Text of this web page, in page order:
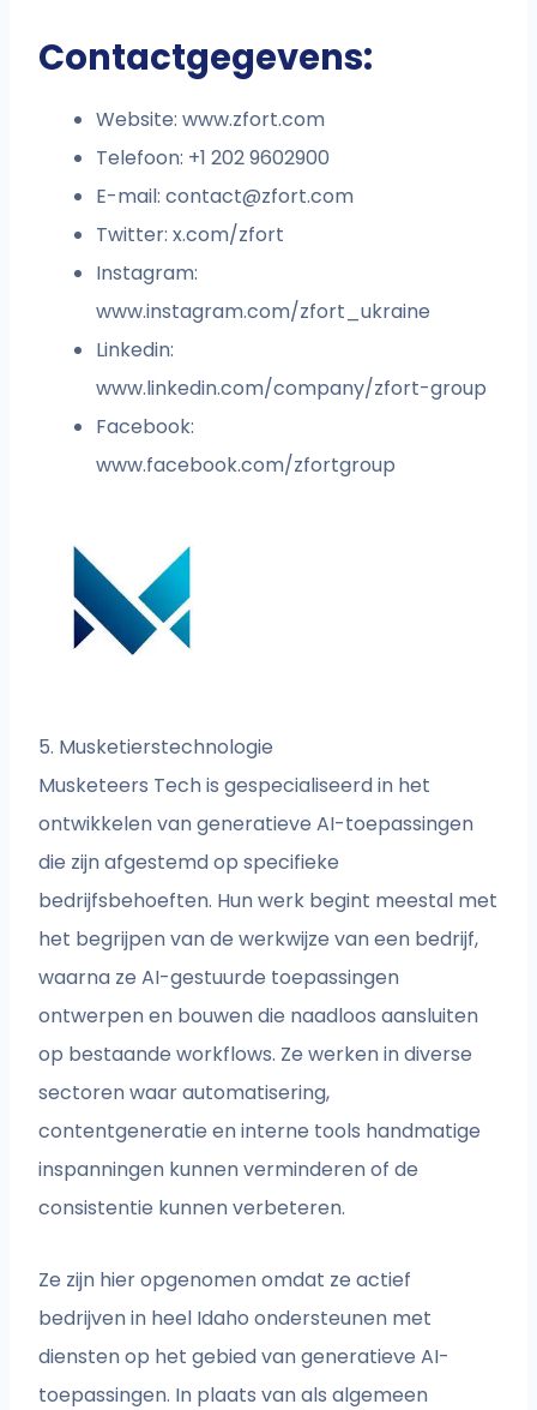
Contactgegevens:
Website: www.zfort.com
Telefoon: +1 202 9602900
E-mail:contact@zfort.com
Twitter: x.com/zfort
Instagram:
www.instagram.com/zfort_ukraine
Linkedin:
www.linkedin.com/company/zfort-group
Facebook:
www.facebook.com/zfortgroup
5. Musketierstechnologie
Musketeers Tech is gespecialiseerd in het
ontwikkelen van generatieve AI-toepassingen
die zijn afgestemd op specifieke
bedrijfsbehoeften. Hun werk begint meestal met
het begrijpen van de werkwijze van een bedrijf,
waarna ze AI-gestuurde toepassingen
ontwerpen en bouwen die naadloos aansluiten
op bestaande workflows. Ze werken in diverse
sectoren waar automatisering,
contentgeneratie en interne tools handmatige
inspanningen kunnen verminderen of de
consistentie kunnen verbeteren.
Ze zijn hier opgenomen omdat ze actief
bedrijven in heel Idaho ondersteunen met
diensten op het gebied van generatieve AI-
toepassingen. In plaats van als algemeen